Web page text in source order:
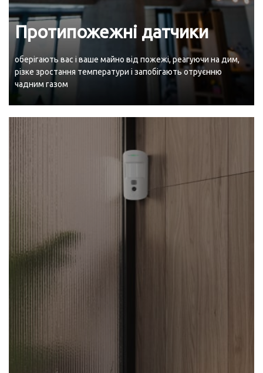
Протипожежні датчики
оберігають вас і ваше майно від пожежі, реагуючи на дим,
різке зростання температури і запобігають отруєнню
чадним газом